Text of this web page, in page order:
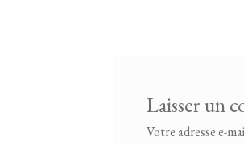
Laisser un
Votre adresse e-